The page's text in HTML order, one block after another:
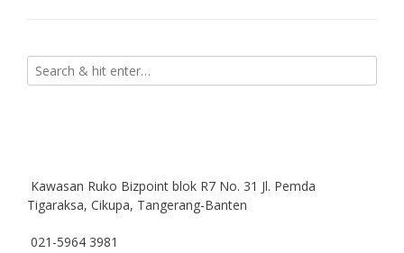
Kawasan Ruko Bizpoint blok R7 No. 31 Jl. Pemda
Tigaraksa, Cikupa, Tangerang-Banten
021-5964 3981